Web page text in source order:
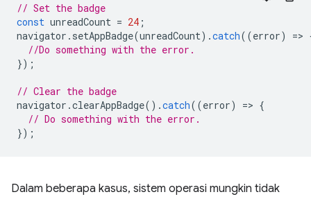
// Set the badge
const unreadCount = 24 ;
navigator . setAppBadge(unreadCount).catch((error) =>
//Do something with the error.
});
// Clear the badge
navigator .clearAppBadge().catch((error) => {
// Do something with the error.
});
Dalam beberapa kasus, sistem operasi mungkin tidak